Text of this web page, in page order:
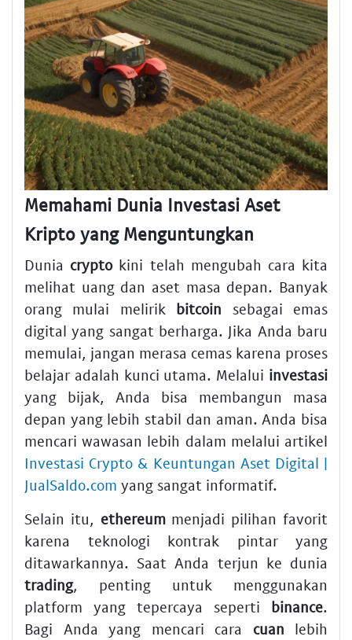
Memahami Dunia Investasi Aset
Kripto yang Menguntungkan
Dunia cryptokini telah mengubah cara kita
melihat uang dan aset masa depan. Banyak
orang mulai melirik bitcoin sebagai emas
digital yang sangat berharga. Jika Anda baru
memulai, jangan merasa cemas karena proses
belajar adalah kunci utama. Melalui investasi
yang bijak, Anda bisa membangun masa
depan yang lebih stabil dan aman. Anda bisa
mencari wawasan lebih dalam melalui artikel
Investasi Crypto & Keuntungan Aset Digital |
JualSaldo.com yang sangat informatif.
Selain itu, ethereummenjadi pilihan favorit
karena teknologi kontrak pintar yang
ditawarkannya. Saat Anda terjun ke dunia
trading, penting untuk menggunakan
platform yang tepercaya seperti binance.
Bagi Anda yang mencari cara cuan lebih